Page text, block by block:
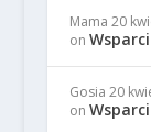
Mama 20
on
Gosia 20
on